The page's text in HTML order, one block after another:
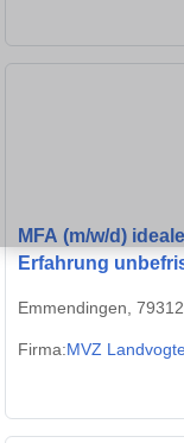
MFA (m/w/d)
Erfahrung
Emmendingen, 79312
Firma:MVZ